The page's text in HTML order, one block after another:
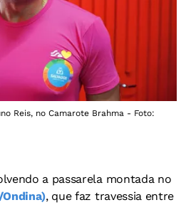
Reis, no Camarote Brahma - Foto:
a passarela montada no
, que faz travessia entre